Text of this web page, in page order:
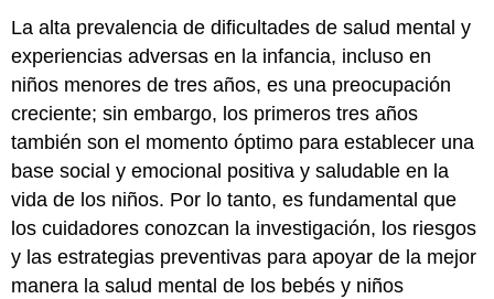
La alta prevalencia de dificultades de salud mental y
experiencias adversas en la infancia, incluso en
niños menores de tres años, es una preocupación
creciente; sin embargo, los primeros tres años
también son el momento óptimo para establecer una
base social y emocional positiva y saludable en la
vida de los niños. Por lo tanto, es fundamental que
los cuidadores conozcan la investigación, los riesgos
y las estrategias preventivas para apoyar de la mejor
manera la salud mental de los bebés y niños